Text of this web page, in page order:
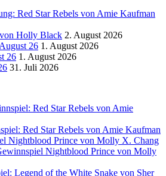
Red Star Rebels von Amie Kaufman
Holly Black 2. August 2026
26 1. August 2026
26 1. August 2026
31. Juli 2026
Red Star Rebels von Amie
Red Star Rebels von Amie Kaufman
Nightblood Prince von Molly X. Chang
Nightblood Prince von Molly
Legend of the White Snake von Sher